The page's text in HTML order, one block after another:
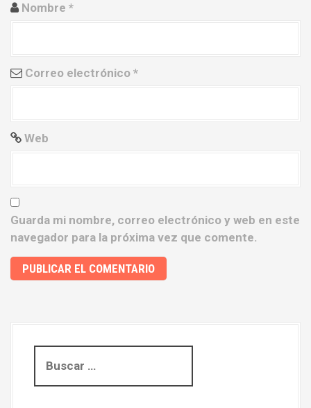
t
a
a
s
Nombre *
Correo electrónico *
Web
Guarda mi nombre, correo electrónico y web en este
navegador para la próxima vez que comente.
s